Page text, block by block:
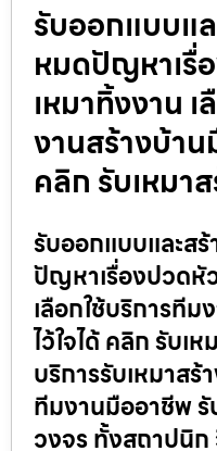
รับออกแบบแล
หมดปัญหาเรื่
เหมาทิ้งงาน
งานสร้างบ้าน
คลิก รับเหมา
รับออกแบบและส
ปัญหาเรื่องปวดหั
เลือกใช้บริการที
ไว้ใจได้ คลิก รับ
บริการรับเหมาสร้
ทีมงานมืออาชีพ
วงจร ทั้งสถาปนิ